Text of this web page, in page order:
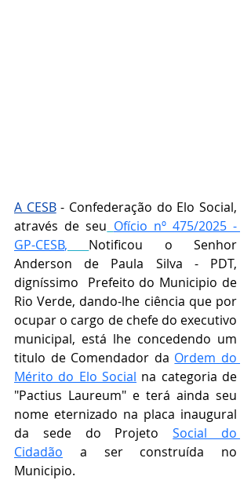
A CESB - Confederação do Elo Social,
através de seu Ofício nº 475/2025 -
GP-CESB,
Anderson de Paula Silva - PDT,
digníssimo  Prefeito do Municipio de
Rio Verde, dando-lhe ciência que por
ocupar o cargo de chefe do executivo
municipal, está lhe concedendo um
titulo de Comendador da Ordem do
Mérito do Elo Social na categoria de
"Pactius Laureum" e terá ainda seu
nome eternizado na placa inaugural
da sede do Projeto Social do
Cidadão a ser construída no
Municipio.